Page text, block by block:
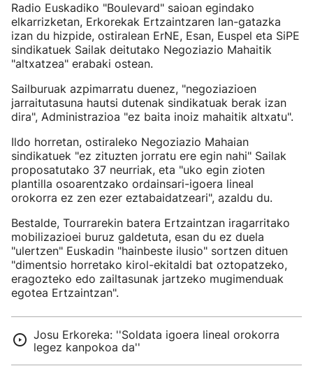
Radio Euskadiko "Boulevard" saioan egindako
elkarrizketan, Erkorekak Ertzaintzaren lan-gatazka
izan du hizpide, ostiralean ErNE, Esan, Euspel eta SiPE
sindikatuek Sailak deitutako Negoziazio Mahaitik
"altxatzea" erabaki ostean.
Sailburuak azpimarratu duenez, "negoziazioen
jarraitutasuna hautsi dutenak sindikatuak berak izan
dira", Administrazioa "ez baita inoiz mahaitik altxatu".
Ildo horretan, ostiraleko Negoziazio Mahaian
sindikatuek "ez zituzten jorratu ere egin nahi" Sailak
proposatutako 37 neurriak, eta "uko egin zioten
plantilla osoarentzako ordainsari-igoera lineal
orokorra ez zen ezer eztabaidatzeari", azaldu du.
Bestalde, Tourrarekin batera Ertzaintzan iragarritako
mobilizazioei buruz galdetuta, esan du ez duela
"ulertzen" Euskadin "hainbeste ilusio" sortzen dituen
"dimentsio horretako kirol-ekitaldi bat oztopatzeko,
eragozteko edo zailtasunak jartzeko mugimenduak
egotea Ertzaintzan".
Josu Erkoreka: ''Soldata igoera lineal orokorra
legez kanpokoa da''